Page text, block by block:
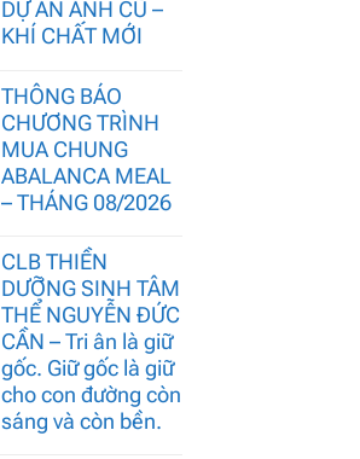
DỰ ÁN ẢNH CŨ –
KHÍ CHẤT MỚI
THÔNG BÁO
CHƯƠNG TRÌNH
MUA CHUNG
ABALANCA MEAL
– THÁNG 08/2026
CLB THIỀN
DƯỠNG SINH TÂM
THỂ NGUYỄN ĐỨC
CẦN – Tri ân là giữ
gốc. Giữ gốc là giữ
cho con đường còn
sáng và còn bền.